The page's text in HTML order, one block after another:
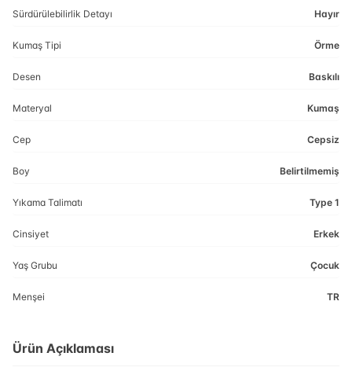
Sürdürülebilirlik Detayı Hayır
Kumaş Tipi Örme
Desen Baskılı
Materyal Kumaş
Cep Cepsiz
Boy Belirtilmemiş
Yıkama Talimatı Type 1
Cinsiyet Erkek
Yaş Grubu Çocuk
Menşei TR
Ürün Açıklaması